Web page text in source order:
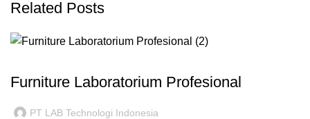
Related Posts
Furniture Laboratorium Profesional
PT LAB Technologi Indonesia